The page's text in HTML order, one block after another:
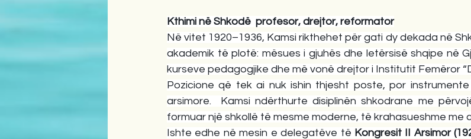
Kthimi në Shkodë  profesor, drejtor, reformator
Në vitet 1920–1936, Kamsi rikthehet për gati dy dekada në
akademik të plotë: mësues i gjuhës dhe letërsisë shqipe në
kurseve pedagogjike dhe më vonë drejtor i Institutit Femëror
Pozicione që tek ai nuk ishin thjesht poste, por
arsimore.  Kamsi ndërthurte disiplinën shkodrane me
formuar një shkollë të mesme moderne, të krahasueshme me
Ishte edhe në mesin e delegatëve të Kongresit II Arsimor